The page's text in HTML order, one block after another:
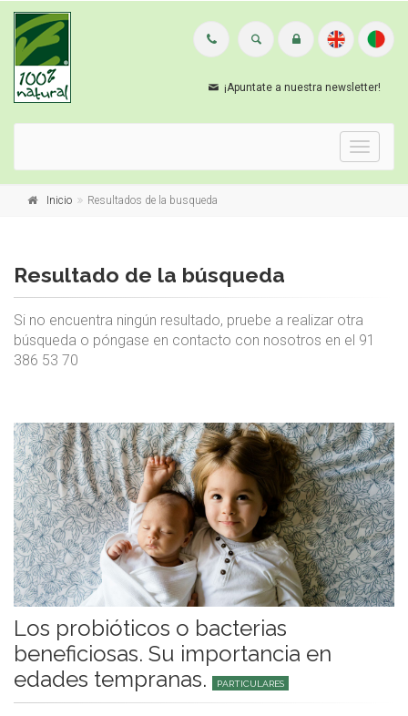
¡Apuntate a nuestra newsletter!
Menu
Inicio Resultados de la busqueda
Resultado de la búsqueda
Si no encuentra ningún resultado, pruebe a realizar otra
búsqueda o póngase en contacto con nosotros en el 91
386 53 70
Los probióticos o bacterias
beneficiosas. Su importancia en
edades tempranas.
PARTICULARES